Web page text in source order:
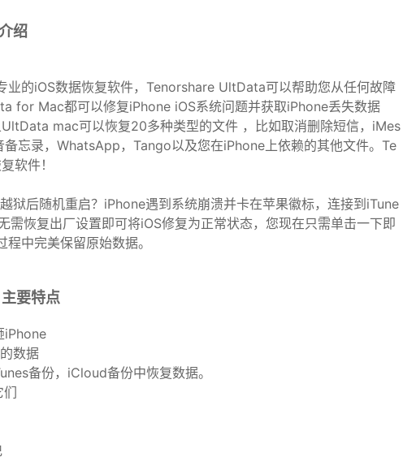
绍
的iOS数据恢复软件，Tenorshare UltData可以帮助您从任何故障
for Mac都可以修复iPhone iOS系统问题并获取iPhone丢失数据
UltData mac可以恢复20多种类型的文件 ，比如取消删除短信，iMes
忘录，WhatsApp，Tango以及您在iPhone上依赖的其他文件。Te
软件！
狱后随机重启？iPhone遇到系统崩溃并卡在苹果徽标，连接到iTune
恢复出厂设置即可将iOS修复为正常状态，您现在只需单击一下即
中完美保留原始数据。
要特点
iPhone
数据
备份，iCloud备份中恢复数据。
们